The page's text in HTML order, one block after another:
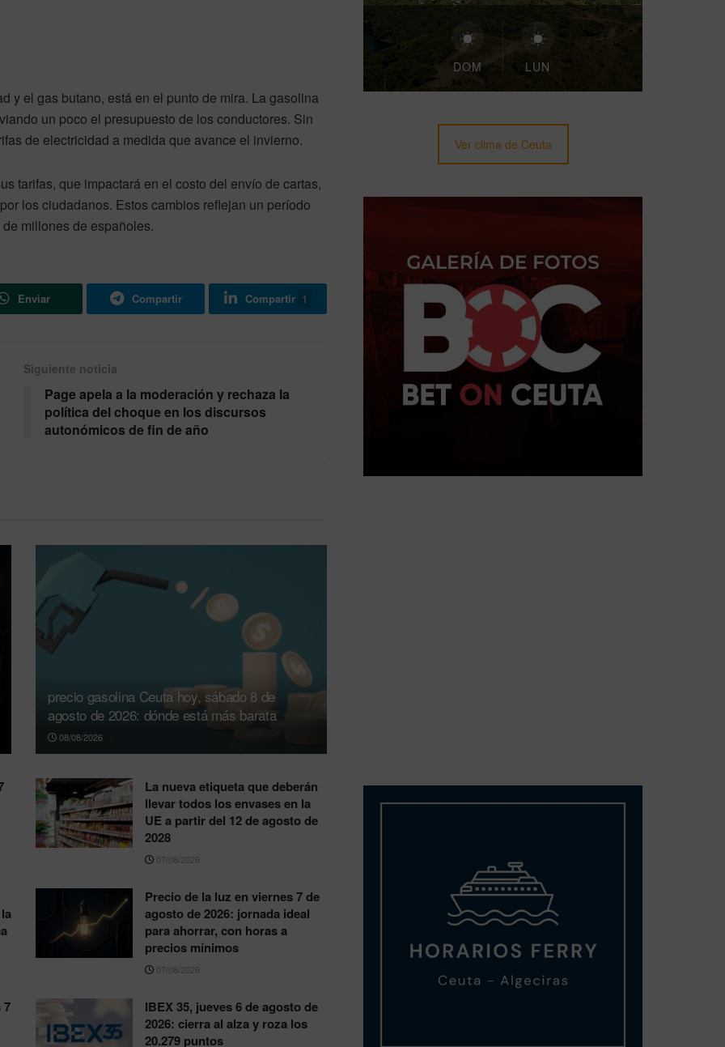
y el gas butano, está en el punto de mira. La gasolina
un poco el presupuesto de los conductores. Sin
de electricidad a medida que avance el invierno.
tarifas, que impactará en el costo del envío de cartas,
los ciudadanos. Estos cambios reflejan un período
millones de españoles.
Enviar Compartir Compartir 1
Siguiente noticia
Page apela a la moderación y rechaza la
política del choque en los discursos
autonómicos de fin de año
precio gasolina Ceuta hoy, sábado 8 de
agosto de 2026: dónde está más barata
08/08/2026
La nueva etiqueta que deberán
llevar todos los envases en la
UE a partir del 12 de agosto de
2028
07/08/2026
Precio de la luz en viernes 7 de
agosto de 2026: jornada ideal
para ahorrar, con horas a
precios mínimos
07/08/2026
7
IBEX 35, jueves 6 de agosto de
2026: cierra al alza y roza los
20.279 puntos
DOM LUN
Ver clima de Ceuta